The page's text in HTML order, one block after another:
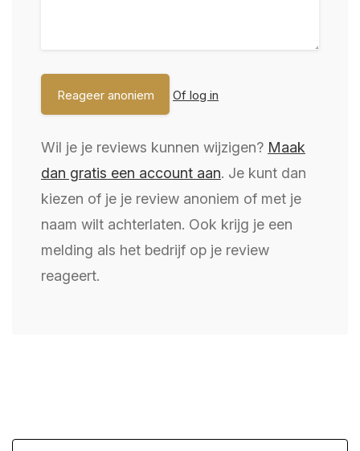
Of log in
Wil je je reviews kunnen wijzigen? Maak
dan gratis een account aan. Je kunt dan
kiezen of je je review anoniem of met je
naam wilt achterlaten. Ook krijg je een
melding als het bedrijf op je review
reageert.